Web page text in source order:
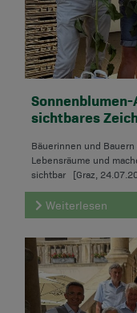
sichtbares
Bäuerinnen und
Lebensräume und
sichtbar [Graz,
Weiterlesen